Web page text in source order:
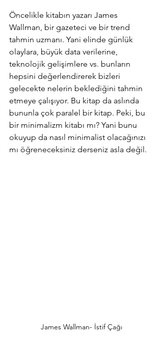
Öncelikle kitabın yazarı James
Wallman, bir gazeteci ve bir trend
tahmin uzmanı. Yani elinde günlük
olaylara, büyük data verilerine,
teknolojik gelişimlere vs. bunların
hepsini değerlendirerek bizleri
gelecekte nelerin beklediğini tahmin
etmeye çalışıyor. Bu kitap da aslında
bununla çok paralel bir kitap. Peki, bu
bir minimalizm kitabı mı? Yani bunu
okuyup da nasıl minimalist olacağınızı
mı öğreneceksiniz derseniz asla değil.
James Wallman- İstif Çağı